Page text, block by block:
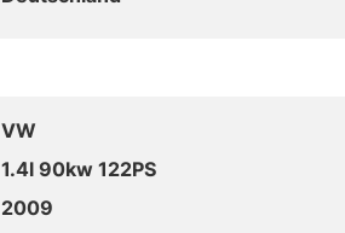
VW
1.4l 90kw 122PS
2009